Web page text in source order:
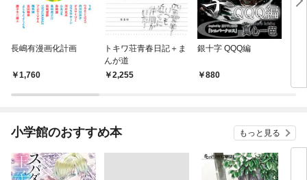
長嶋有漫画化計画
1,760
トキワ荘青春日記＋ま
んが道
2,255
銀十字 QQQ編
880
小学館のおすすめ本 もっと見る